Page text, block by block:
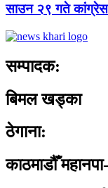
साउन २९ गते कांग्रेस
सम्पादक:
बिमल खड्का
ठेगाना:
काठमाडौँ